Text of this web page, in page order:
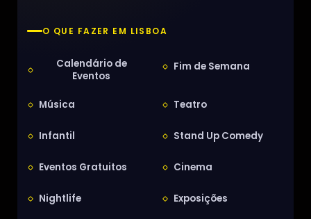
O QUE FAZER EM LISBOA
Calendário de
Eventos
Fim de Semana
Música Teatro
Infantil Stand Up Comedy
Eventos Gratuitos Cinema
Nightlife Exposições